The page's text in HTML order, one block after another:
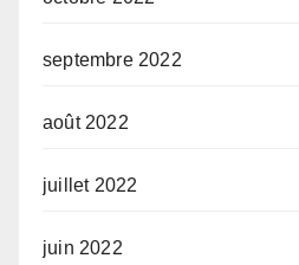
septembre 2022
août 2022
juillet 2022
juin 2022